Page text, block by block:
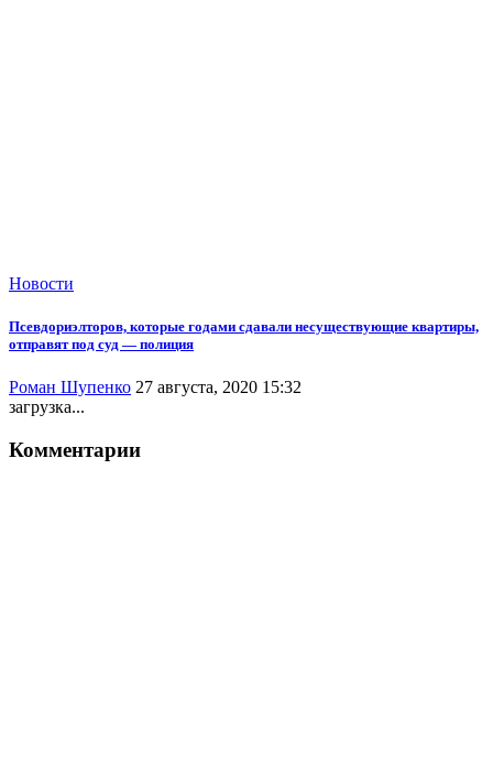
Новости
Псевдориэлторов, которые годами сдавали несуществующие квартиры,
отправят под суд — полиция
Роман Шупенко 27 августа, 2020 15:32
загрузка...
Комментарии